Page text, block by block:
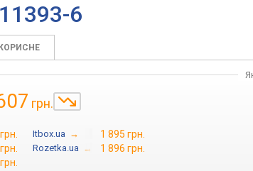
6
КОРИСНЕ
грн.
Itbox.ua → 1 895 грн.
Rozetka.ua → 1 896 грн.